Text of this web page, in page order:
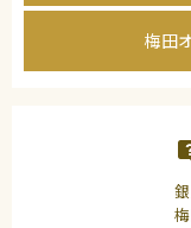
梅田